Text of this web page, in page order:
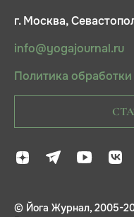
г. Москва,
info@yogajournal.ru
Политика
© Йога Журнал, 2005-